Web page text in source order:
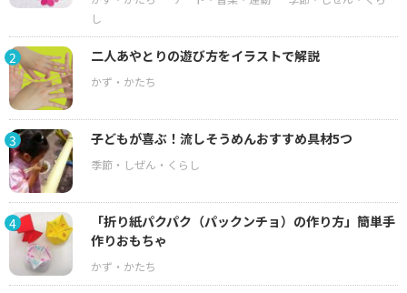
2 二人あやとりの遊び方をイラストで解説
3 子どもが喜ぶ！流しそうめんおすすめ具材5つ
4
「折り紙パクパク（パックンチョ）の作り方」簡単手
作りおもちゃ